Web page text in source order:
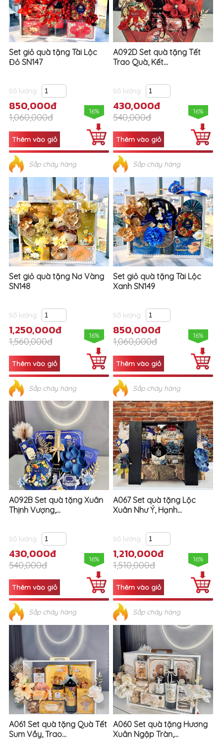
Set giỏ quà tặng Tài Lộc
Đỏ SN147
Số lượng
850,000đ
1,060,000đ
16%
Sắp cháy hàng
A092D Set quà tặng Tết
Trao Quà, Kết...
Số lượng
430,000đ
540,000đ
16%
Sắp cháy hàng
Set giỏ quà tặng Nơ Vàng
SN148
Số lượng
1,250,000đ
1,560,000đ
16%
Sắp cháy hàng
Set giỏ quà tặng Tài Lộc
Xanh SN149
Số lượng
850,000đ
1,060,000đ
16%
Sắp cháy hàng
A092B Set quà tặng Xuân
Thịnh Vượng,...
Số lượng
430,000đ
540,000đ
16%
Sắp cháy hàng
A067 Set quà tặng Lộc
Xuân Như Ý, Hạnh...
Số lượng
1,210,000đ
1,510,000đ
16%
Sắp cháy hàng
A061 Set quà tặng Quà Tết
Sum Vầy, Trao...
A060 Set quà tặng Hương
Xuân Ngập Tràn,...